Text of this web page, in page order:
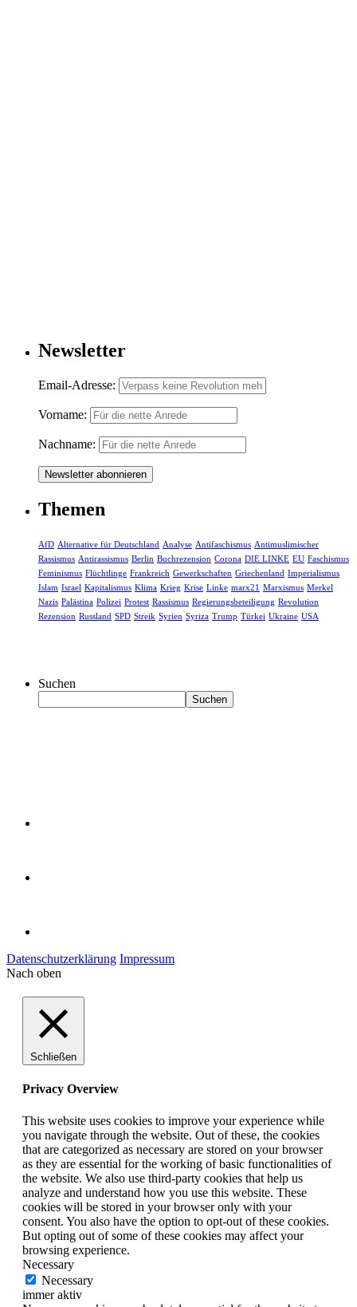
Newsletter
Email-Adresse:
Vorname:
Nachname:
Themen
AfD Alternative für Deutschland Analyse Antifaschismus Antimuslimischer
Rassismus Antirassismus Berlin Buchrezension Corona DIE LINKE EU Faschismus
Feminismus Flüchtlinge Frankreich Gewerkschaften Griechenland Imperialismus
Islam Israel Kapitalismus Klima Krieg Krise Linke marx21 Marxismus Merkel
Nazis Palästina Polizei Protest Rassismus Regierungsbeteiligung Revolution
Rezension Russland SPD Streik Syrien Syriza Trump Türkei Ukraine USA
Suchen
Suchen
Datenschutzerklärung Impressum
Nach oben
Schließen
Privacy Overview
This website uses cookies to improve your experience while
you navigate through the website. Out of these, the cookies
that are categorized as necessary are stored on your browser
as they are essential for the working of basic functionalities of
the website. We also use third-party cookies that help us
analyze and understand how you use this website. These
cookies will be stored in your browser only with your
consent. You also have the option to opt-out of these cookies.
But opting out of some of these cookies may affect your
browsing experience.
Necessary
Necessary
immer aktiv